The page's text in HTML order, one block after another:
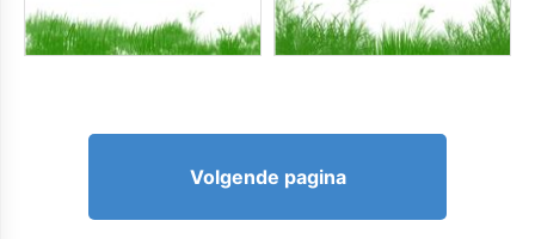
Volgende pagina